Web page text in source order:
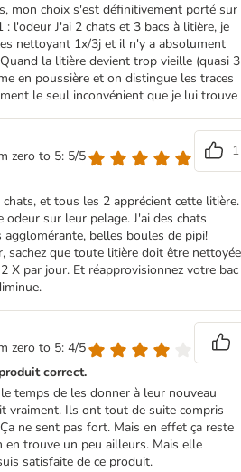
mon choix s'est définitivement porté sur
: l'odeur J'ai 2 chats et 3 bacs à litière, je
nettoyant 1x/3j et il n'y a absolument
la litière devient trop vieille (quasi 3
en poussière et on distingue les traces
le seul inconvénient que je lui trouve
zero to 5: 5/5
1
et tous les 2 apprécient cette litière.
sur leur pelage. J'ai des chats
belles boules de pipi!
sachez que toute litière doit être nettoyée
X par jour. Et réapprovisionnez votre bac
zero to 5: 4/5
correct.
temps de les donner à leur nouveau
vraiment. Ils ont tout de suite compris
ne sent pas fort. Mais en effet ça reste
trouve un peu ailleurs. Mais elle
satisfaite de ce produit.